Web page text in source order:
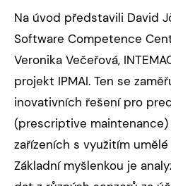
Na úvod představili David
Software Competence
Veronika Večeřová,
projekt IPMAI. Ten se
inovativních řešení pro
(prescriptive
zařízeních s využitím
Základní myšlenkou je